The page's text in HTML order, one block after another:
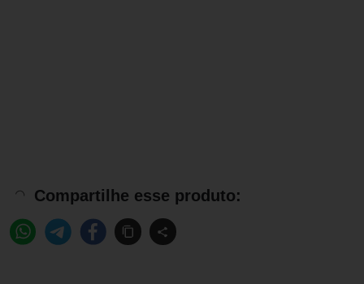
Compartilhe esse produto: